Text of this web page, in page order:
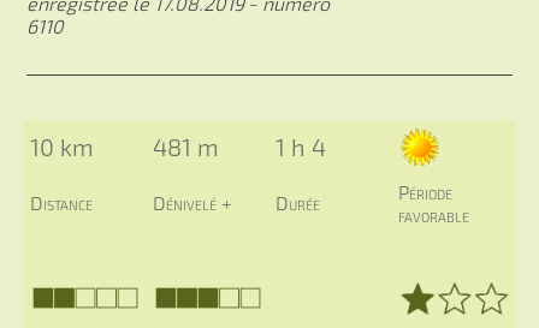
6110
10 km 481 m 1 h 4
Distance Dénivelé + Durée
Période
favorable